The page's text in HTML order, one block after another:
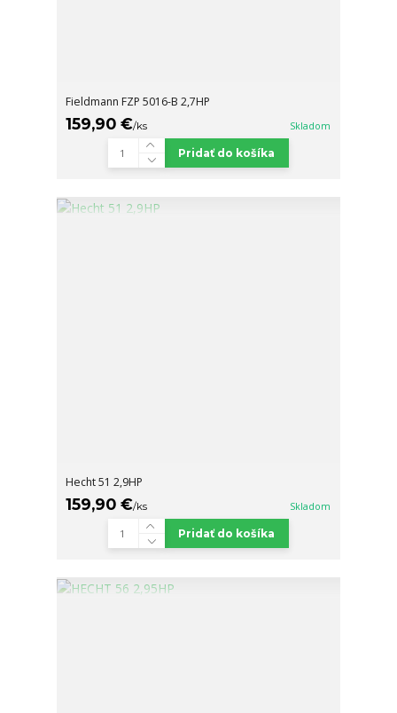
Fieldmann FZP 5016-B 2,7HP
159,90 €/ks Skladom
Pridať do košíka
Hecht 51 2,9HP
159,90 €/ks Skladom
Pridať do košíka